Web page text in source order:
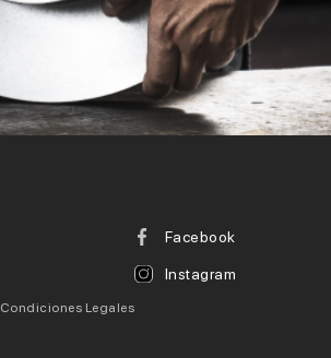
Facebook
Instagram
Condiciones Legales